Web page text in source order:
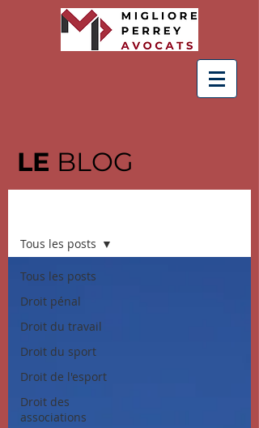
LE BLOG
Tous les posts
Droit pénal
Droit du travail
Droit du sport
Droit de l'esport
Droit des
associations
Tous les posts